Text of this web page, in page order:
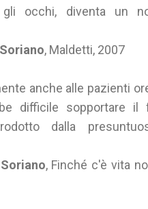
gli occhi, diventa un
, Maldetti, 2007
anche alle pazienti
difficile sopportare il
dalla
, Finché c'è vita